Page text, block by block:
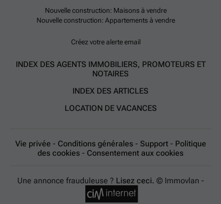
Nouvelle construction: Maisons à vendre
Nouvelle construction: Appartements à vendre
Créez votre alerte email
INDEX DES AGENTS IMMOBILIERS, PROMOTEURS ET
NOTAIRES
INDEX DES ARTICLES
LOCATION DE VACANCES
Vie privée - Conditions générales - Support - Politique
des cookies - Consentement aux cookies
Une annonce frauduleuse ? Lisez ceci. © Immovlan -